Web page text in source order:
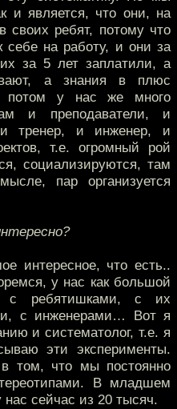
и является, что они, на
своих ребят, потому что
на работу, и они за
за 5 лет заплатили, а
а знания в плюс
потом у нас же много
и преподаватели, и
тренер, и инженер, и
т.е. огромный рой
социализируются, там
пар организуется
интересное, что есть..
у нас как большой
с ребятишками, с их
с инженерами… Вот я
и систематолог, т.е. я
эти эксперименты.
в том, что мы постоянно
В младшем
сейчас из 20 тысяч.